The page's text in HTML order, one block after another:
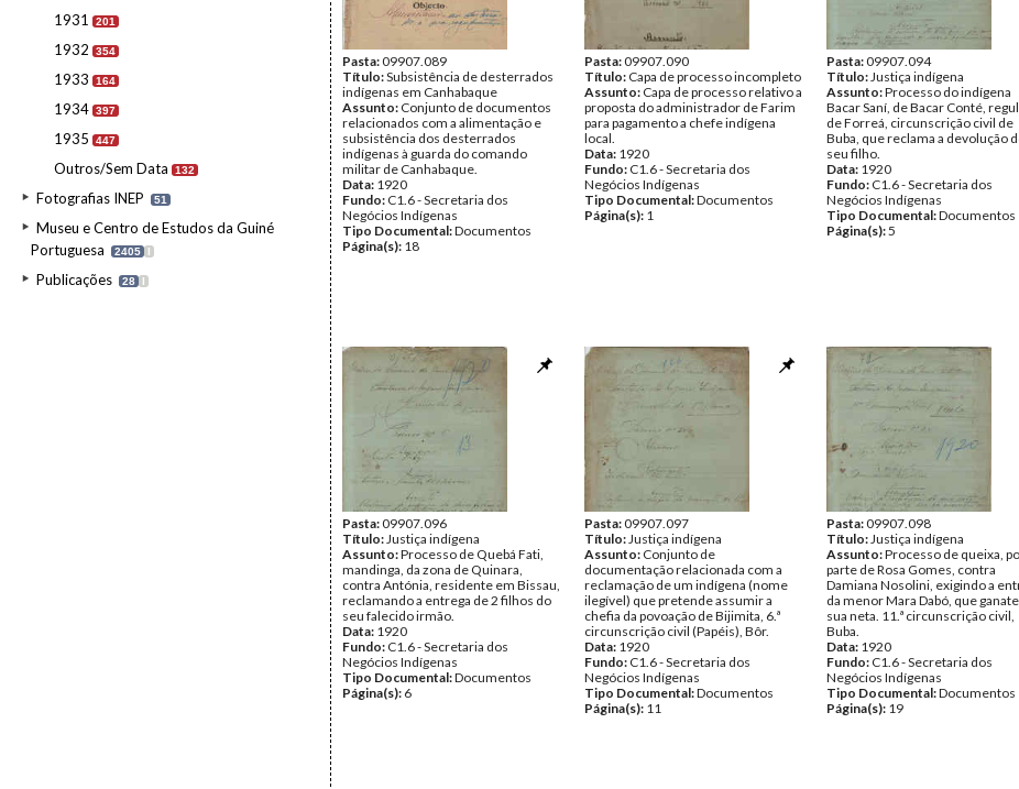
1931 201
1932 354
1933 164
1934 397
1935 447
Outros/Sem Data 132
Fotografias INEP 51
Museu e Centro de Estudos da Guiné
Portuguesa
2405 I
Publicações 28 I
Pasta:09907.089
Título:Subsistência de desterrados
indígenas em Canhabaque
Assunto: Conjunto de documentos
relacionados com a alimentação e
subsistência dos desterrados
indígenas à guarda do comando
militar de Canhabaque.
Data: 1920
Fundo: C1.6 - Secretaria dos
Negócios Indígenas
Tipo Documental:Documentos
Página(s): 18
Pasta:09907.090
Título: Capa de processo incompleto
Assunto: Capa de processo relativo a
proposta do administrador de Farim
para pagamento a chefe indígena
local.
Data: 1920
Fundo: C1.6 - Secretaria dos
Negócios Indígenas
Tipo Documental:Documentos
Página(s): 1
Pasta:09907.094
Título:Justiça indígena
Assunto:Processo do indígena
Bacar Saní, de Bacar Conté,
de Forreá, circunscrição civil de
Buba, que reclama a devolução
seu filho.
Data: 1920
Fundo: C1.6 - Secretaria dos
Negócios Indígenas
Tipo Documental:Documentos
Página(s):5
Pasta:09907.096
Título:Justiça indígena
Assunto:Processo de Quebá Fati,
mandinga, da zona de Quinara,
contra Antónia, residente em Bissau,
reclamando a entrega de 2 filhos do
seu falecido irmão.
Data: 1920
Fundo: C1.6 - Secretaria dos
Negócios Indígenas
Tipo Documental:Documentos
Página(s): 6
Pasta:09907.097
Título:Justiça indígena
Assunto: Conjunto de
documentação relacionada com a
reclamação de um indígena (nome
ilegível) que pretende assumir a
chefia da povoação de Bijimita, 6.ª
circunscrição civil (Papéis), Bôr.
Data: 1920
Fundo: C1.6 - Secretaria dos
Negócios Indígenas
Tipo Documental:Documentos
Página(s): 11
Pasta:09907.098
Título:Justiça indígena
Assunto:Processo de queixa,
parte de Rosa Gomes, contra
Damiana Nosolini, exigindo a
da menor Mara Dabó, que
sua neta. 11.ª circunscrição civil,
Buba.
Data: 1920
Fundo: C1.6 - Secretaria dos
Negócios Indígenas
Tipo Documental:Documentos
Página(s): 19